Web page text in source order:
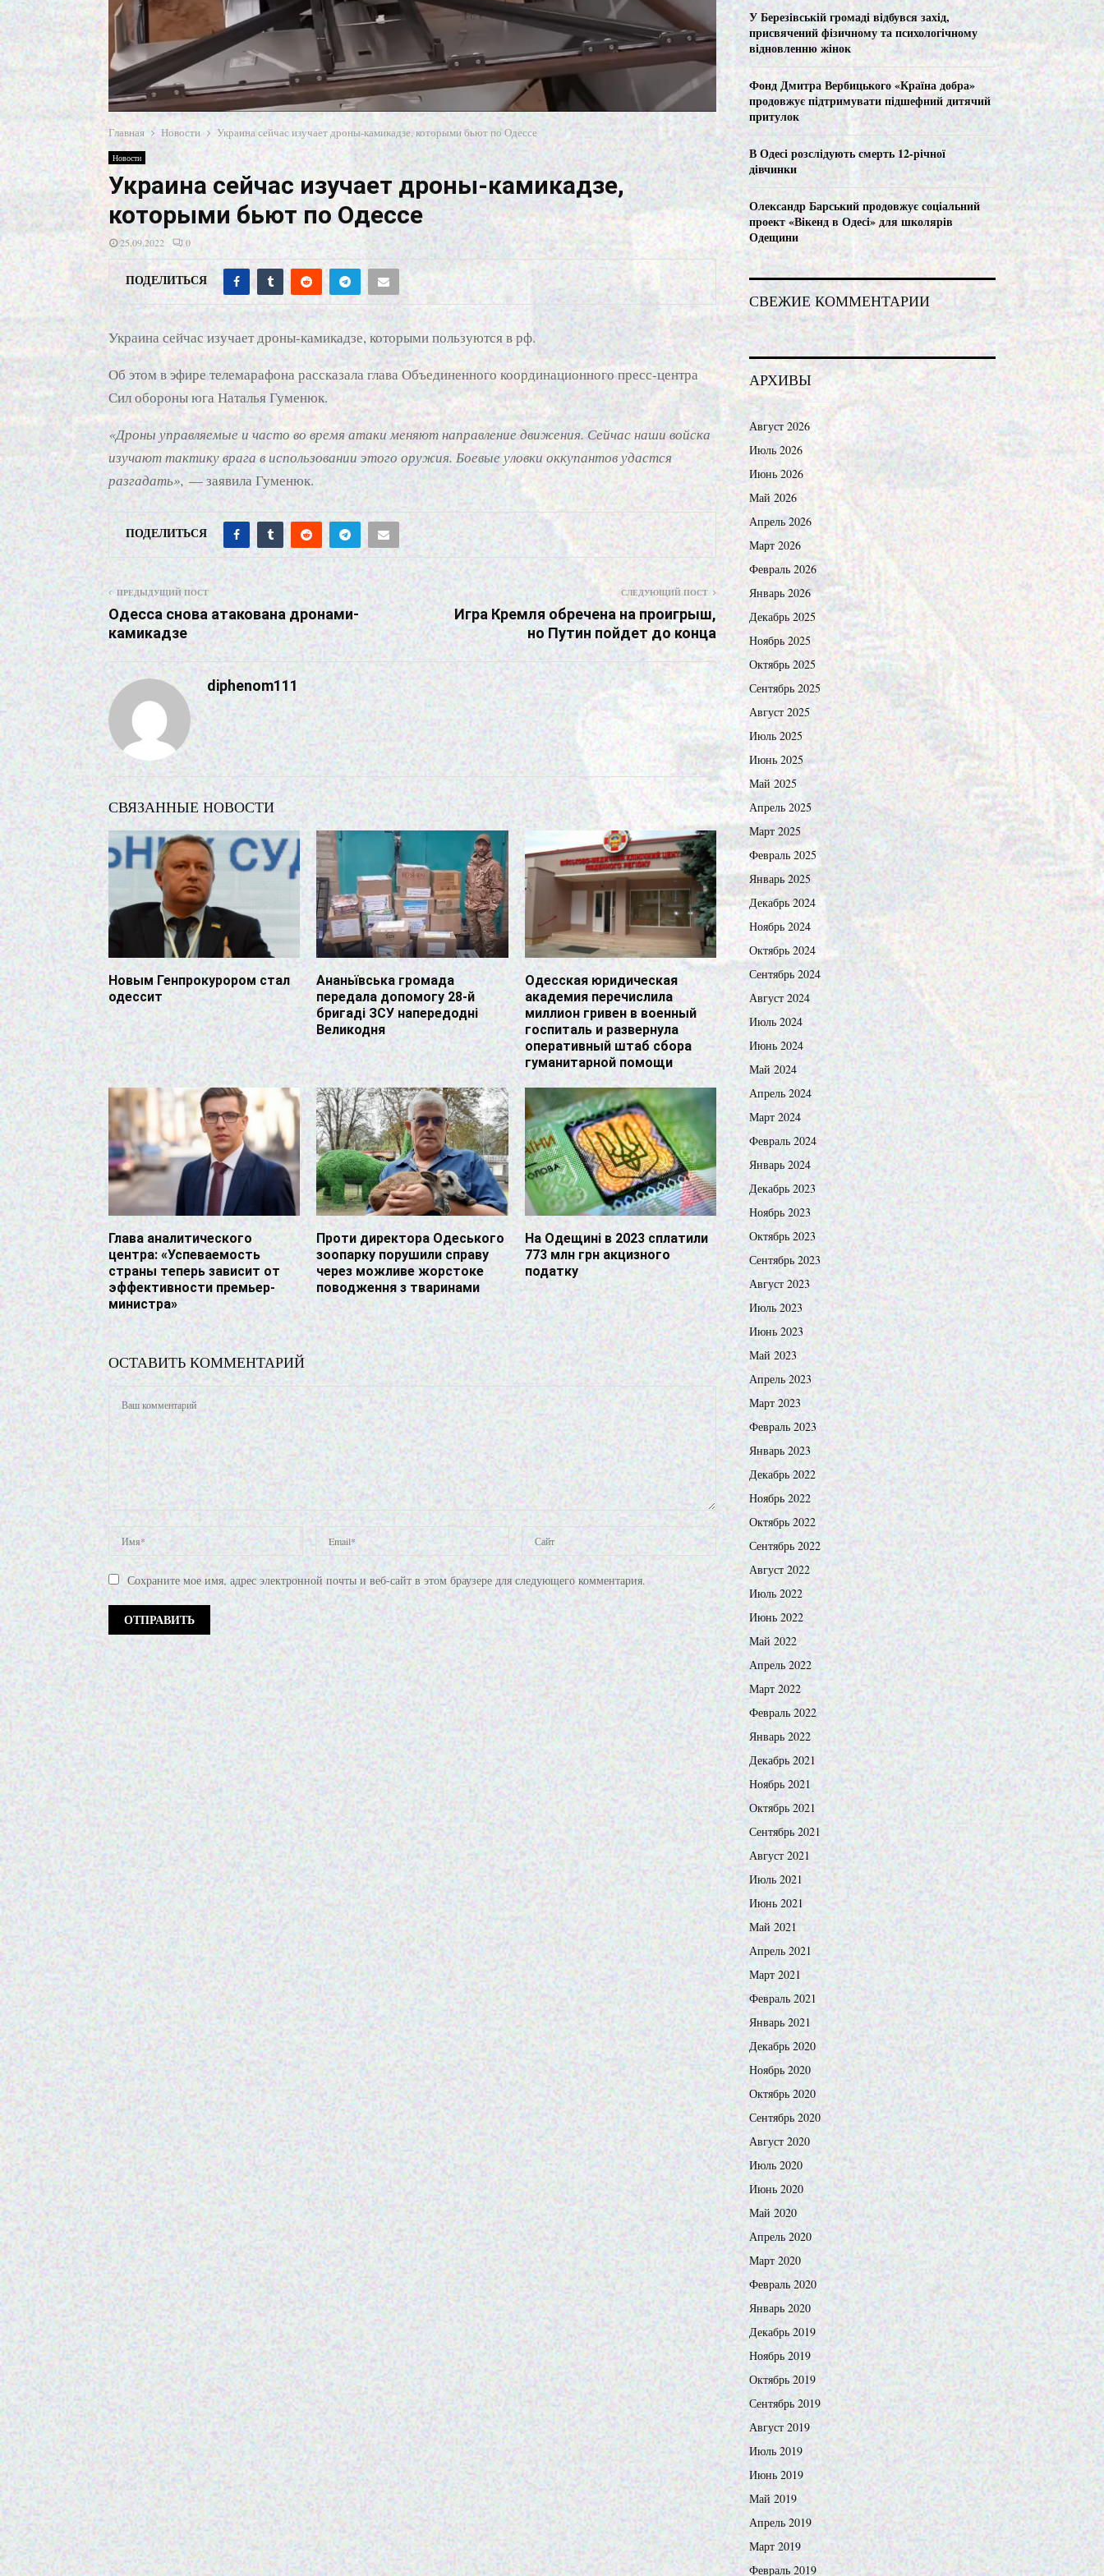
Главная Новости Украина сейчас изучает дроны-камикадзе, которыми бьют по Одессе
Новости
Украина сейчас изучает дроны-камикадзе,
которыми бьют по Одессе
25.09.2022 0
ПОДЕЛИТЬСЯ
Украина сейчас изучает дроны-камикадзе, которыми пользуются в рф.
Об этом в эфире телемарафона рассказала глава Объединенного координационного пресс-центра
Сил обороны юга Наталья Гуменюк.
«Дроны управляемые и часто во время атаки меняют направление движения. Сейчас наши войска
изучают тактику врага в использовании этого оружия. Боевые уловки оккупантов удастся
разгадать», — заявила Гуменюк.
ПОДЕЛИТЬСЯ
ПРЕДЫДУЩИЙ ПОСТ
Одесса снова атакована дронами-
камикадзе
СЛЕДУЮЩИЙ ПОСТ
Игра Кремля обречена на проигрыш,
но Путин пойдет до конца
diphenom111
СВЯЗАННЫЕ НОВОСТИ
Новым Генпрокурором стал
одессит
Ананьївська громада
передала допомогу 28-й
бригаді ЗСУ напередодні
Великодня
Одесская юридическая
академия перечислила
миллион гривен в военный
госпиталь и развернула
оперативный штаб сбора
гуманитарной помощи
Глава аналитического
центра: «Успеваемость
страны теперь зависит от
эффективности премьер-
министра»
Проти директора Одеського
зоопарку порушили справу
через можливе жорстоке
поводження з тваринами
На Одещині в 2023 сплатили
773 млн грн акцизного
податку
ОСТАВИТЬ КОММЕНТАРИЙ
Сохраните мое имя, адрес электронной почты и веб-сайт в этом браузере для следующего комментария.
C
H
У Березівській громаді відбувся захід,
присвячений фізичному та психологічному
відновленню жінок
Фонд Дмитра Вербицького «Країна добра»
продовжує підтримувати підшефний дитячий
притулок
В Одесі розслідують смерть 12-річної
дівчинки
Олександр Барський продовжує соціальний
проект «Вікенд в Одесі» для школярів
Одещини
СВЕЖИЕ КОММЕНТАРИИ
АРХИВЫ
Август 2026
Июль 2026
Июнь 2026
Май 2026
Апрель 2026
Март 2026
Февраль 2026
Январь 2026
Декабрь 2025
Ноябрь 2025
Октябрь 2025
Сентябрь 2025
Август 2025
Июль 2025
Июнь 2025
Май 2025
Апрель 2025
Март 2025
Февраль 2025
Январь 2025
Декабрь 2024
Ноябрь 2024
Октябрь 2024
Сентябрь 2024
Август 2024
Июль 2024
Июнь 2024
Май 2024
Апрель 2024
Март 2024
Февраль 2024
Январь 2024
Декабрь 2023
Ноябрь 2023
Октябрь 2023
Сентябрь 2023
Август 2023
Июль 2023
Июнь 2023
Май 2023
Апрель 2023
Март 2023
Февраль 2023
Январь 2023
Декабрь 2022
Ноябрь 2022
Октябрь 2022
Сентябрь 2022
Август 2022
Июль 2022
Июнь 2022
Май 2022
Апрель 2022
Март 2022
Февраль 2022
Январь 2022
Декабрь 2021
Ноябрь 2021
Октябрь 2021
Сентябрь 2021
Август 2021
Июль 2021
Июнь 2021
Май 2021
Апрель 2021
Март 2021
Февраль 2021
Январь 2021
Декабрь 2020
Ноябрь 2020
Октябрь 2020
Сентябрь 2020
Август 2020
Июль 2020
Июнь 2020
Май 2020
Апрель 2020
Март 2020
Февраль 2020
Январь 2020
Декабрь 2019
Ноябрь 2019
Октябрь 2019
Сентябрь 2019
Август 2019
Июль 2019
Июнь 2019
Май 2019
Апрель 2019
Март 2019
Февраль 2019